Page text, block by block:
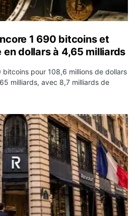
1 690 bitcoins et
dollars à 4,65 milliards
pour 108,6 millions de dollars
milliards, avec 8,7 milliards de
licence bancaire française et